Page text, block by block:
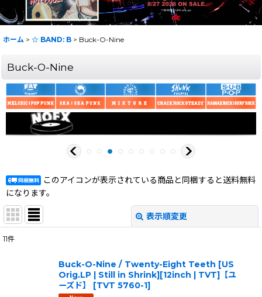
ホーム > ☆ BAND: B > Buck-O-Nine
Buck-O-Nine
このアイコンが表示されている商品と同梱すると送料無料
になります。
表示順変更
11件
Buck-O-Nine / Twenty-Eight Teeth [US
Orig.LP | Still in Shrink][12inch | TVT]【ユ
ーズド】
[TVT 5760-1]